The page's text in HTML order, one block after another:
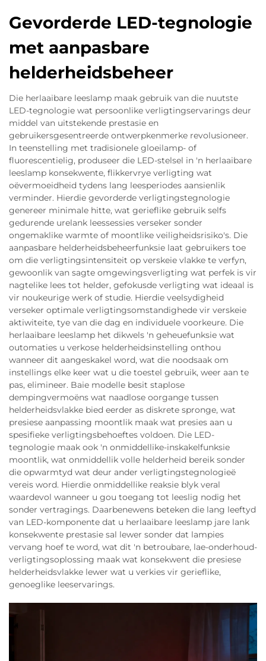
Gevorderde LED-tegnologie
met aanpasbare
helderheidsbeheer
Die herlaaibare leeslamp maak gebruik van die nuutste
LED-tegnologie wat persoonlike verligtingservarings deur
middel van uitstekende prestasie en
gebruikersgesentreerde ontwerpkenmerke revolusioneer.
In teenstelling met tradisionele gloeilamp- of
fluorescentielig, produseer die LED-stelsel in 'n herlaaibare
leeslamp konsekwente, flikkervrye verligting wat
oëvermoeidheid tydens lang leesperiodes aansienlik
verminder. Hierdie gevorderde verligtingstegnologie
genereer minimale hitte, wat gerieflike gebruik selfs
gedurende urelank leessessies verseker sonder
ongemaklike warmte of moontlike veiligheidsrisiko's. Die
aanpasbare helderheidsbeheerfunksie laat gebruikers toe
om die verligtingsintensiteit op verskeie vlakke te verfyn,
gewoonlik van sagte omgewingsverligting wat perfek is vir
nagtelike lees tot helder, gefokusde verligting wat ideaal is
vir noukeurige werk of studie. Hierdie veelsydigheid
verseker optimale verligtingsomstandighede vir verskeie
aktiwiteite, tye van die dag en individuele voorkeure. Die
herlaaibare leeslamp het dikwels 'n geheuefunksie wat
outomaties u verkose helderheidsinstelling onthou
wanneer dit aangeskakel word, wat die noodsaak om
instellings elke keer wat u die toestel gebruik, weer aan te
pas, elimineer. Baie modelle besit staplose
dempingvermoëns wat naadlose oorgange tussen
helderheidsvlakke bied eerder as diskrete spronge, wat
presiese aanpassing moontlik maak wat presies aan u
spesifieke verligtingsbehoeftes voldoen. Die LED-
tegnologie maak ook 'n onmiddellike-inskakelfunksie
moontlik, wat onmiddellik volle helderheid bereik sonder
die opwarmtyd wat deur ander verligtingstegnologieë
vereis word. Hierdie onmiddellike reaksie blyk veral
waardevol wanneer u gou toegang tot leeslig nodig het
sonder vertragings. Daarbenewens beteken die lang leeftyd
van LED-komponente dat u herlaaibare leeslamp jare lank
konsekwente prestasie sal lewer sonder dat lampies
vervang hoef te word, wat dit 'n betroubare, lae-onderhoud-
verligtingsoplossing maak wat konsekwent die presiese
helderheidsvlakke lewer wat u verkies vir gerieflike,
genoeglike leeservarings.